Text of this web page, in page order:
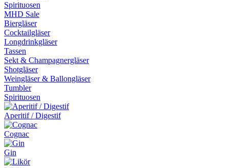
Spirituosen
MHD Sale
Biergläser
Cocktailgläser
Longdrinkgläser
Tassen
Sekt & Champagnergläser
Shotgläser
Weingläser & Ballongläser
Tumbler
Spirituosen
Aperitif / Digestif
Cognac
Gin